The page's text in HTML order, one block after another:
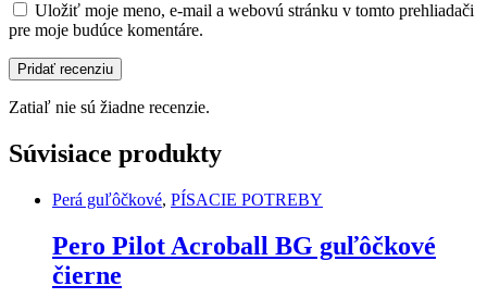
Uložiť moje meno, e-mail a webovú stránku v tomto prehliadači
pre moje budúce komentáre.
Zatiaľ nie sú žiadne recenzie.
Súvisiace produkty
Perá guľôčkové, PÍSACIE POTREBY
Pero Pilot Acroball BG guľôčkové
čierne